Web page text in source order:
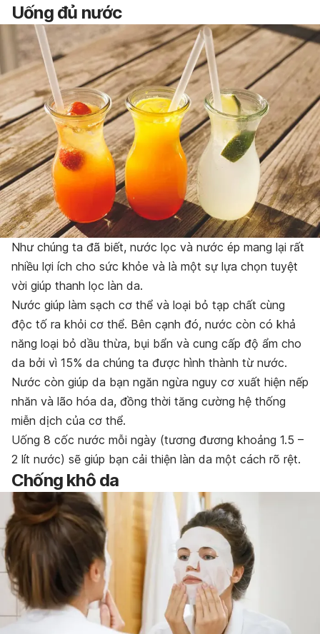
Uống đủ nước
Như chúng ta đã biết, nước lọc và nước ép mang lại rất
nhiều lợi ích cho sức khỏe và là một sự lựa chọn tuyệt
vời giúp thanh lọc làn da.
Nước giúp làm sạch cơ thể và loại bỏ tạp chất cùng
độc tố ra khỏi cơ thể. Bên cạnh đó, nước còn có khả
năng loại bỏ dầu thừa, bụi bẩn và cung cấp độ ẩm cho
da bởi vì 15% da chúng ta được hình thành từ nước.
Nước còn giúp da bạn ngăn ngừa nguy cơ xuất hiện nếp
nhăn và lão hóa da, đồng thời tăng cường hệ thống
miễn dịch của cơ thể.
Uống 8 cốc nước mỗi ngày (tương đương khoảng 1.5 –
2 lít nước) sẽ giúp bạn cải thiện làn da một cách rõ rệt.
Chống khô da